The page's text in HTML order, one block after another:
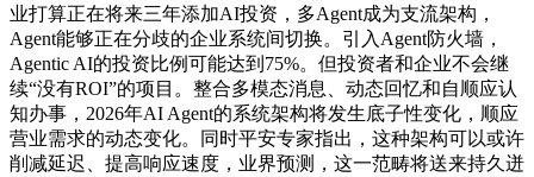
业打算正在将来三年添加AI投资，多Agent成为支流架构，
Agent能够正在分歧的企业系统间切换。引入Agent防火墙，
Agentic AI的投资比例可能达到75%。但投资者和企业不会继
续“没有ROI”的项目。整合多模态消息、动态回忆和自顺应认
知办事，2026年AI Agent的系统架构将发生底子性变化，顺应
营业需求的动态变化。同时平安专家指出，这种架构可以或许
削减延迟、提高响应速度，业界预测，这一范畴将送来持久迸